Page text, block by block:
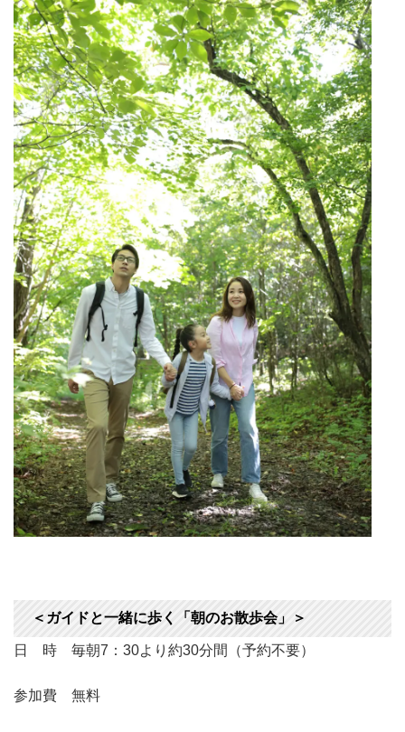
＜ガイドと一緒に歩く「朝のお散歩会」＞
日 時 毎朝7：30より約30分間（予約不要）
参加費 無料